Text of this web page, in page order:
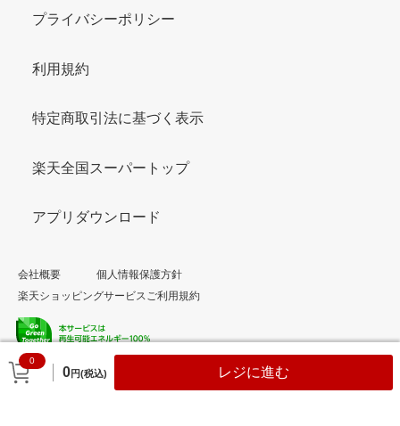
0
0円(税込) レジに進む
プライバシーポリシー
利用規約
特定商取引法に基づく表示
楽天全国スーパートップ
アプリダウンロード
会社概要
個人情報保護方針
楽天ショッピングサービスご利用規約
© Rakuten Group, Inc.